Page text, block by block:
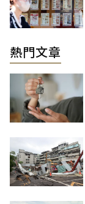
熱門文章